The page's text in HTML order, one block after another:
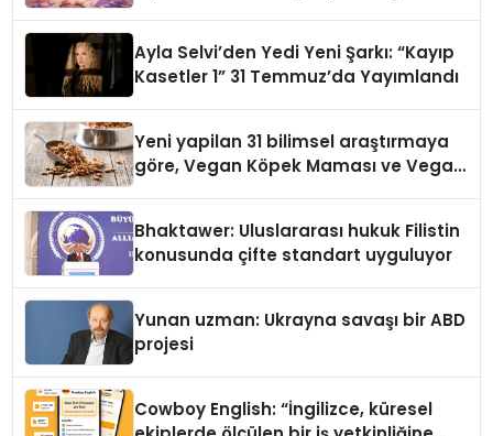
Ayla Selvi’den Yedi Yeni Şarkı: “Kayıp
Kasetler 1” 31 Temmuz’da Yayımlandı
Yeni yapilan 31 bilimsel araştırmaya
göre, Vegan Köpek Maması ve Vegan
Bhaktawer: Uluslararası hukuk Filistin
konusunda çifte standart uyguluyor
Yunan uzman: Ukrayna savaşı bir ABD
projesi
Cowboy English: “İngilizce, küresel